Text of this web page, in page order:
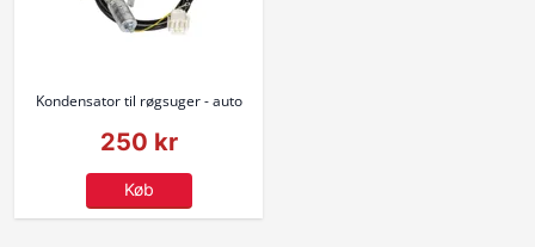
Kondensator til røgsuger - auto
250 kr
Køb